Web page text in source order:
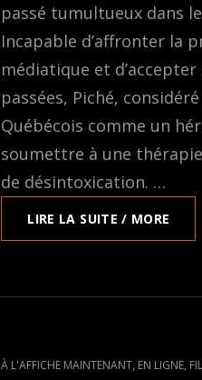
passé tumultueux dans
Incapable d’affronter la
médiatique et
passées, Piché,
Québécois comme un
soumettre à une
de désintoxication. …
LIRE LA SUITE / MORE
LIGNE
CAT
À L'AFFICHE MAINTENANT, EN LIGNE,